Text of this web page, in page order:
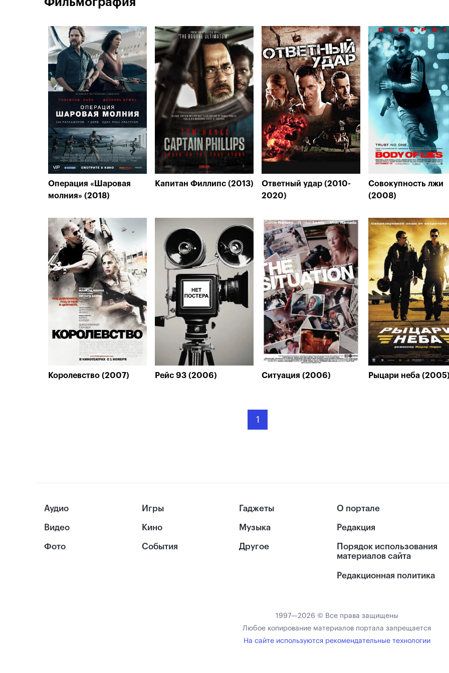
Операция «Шаровая
молния» (2018)
Капитан Филлипс (2013)
Ответный удар (2010-
2020)
Совокупность лжи
(2008)
Королевство (2007) Рейс 93 (2006) Ситуация (2006) Рыцари неба
1
Аудио
Видео
Фото
Игры
Кино
События
Гаджеты
Музыка
Другое
О портале
Редакция
Порядок использования
материалов сайта
Редакционная политика
1997—2026 © Все права защищены
Любое копирование материалов портала запрещается
На сайте используются рекомендательные технологии